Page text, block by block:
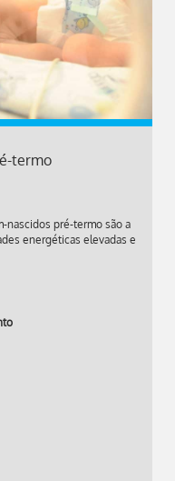
termo
nascidos pré-termo são a
energéticas elevadas e